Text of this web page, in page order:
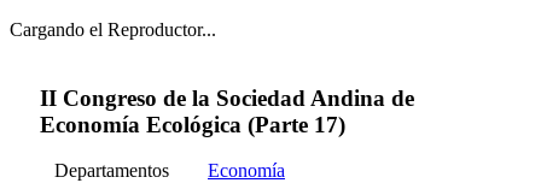
Cargando el Reproductor...
II Congreso de la Sociedad Andina de
Economía Ecológica (Parte 17)
Departamentos
Economía